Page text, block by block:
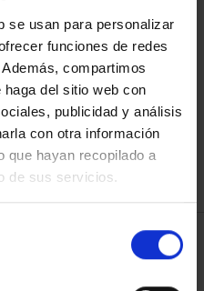
se usan para personalizar
funciones de redes
compartimos
del sitio web con
publicidad y análisis
con otra información
que hayan recopilado a
de sus servicios.